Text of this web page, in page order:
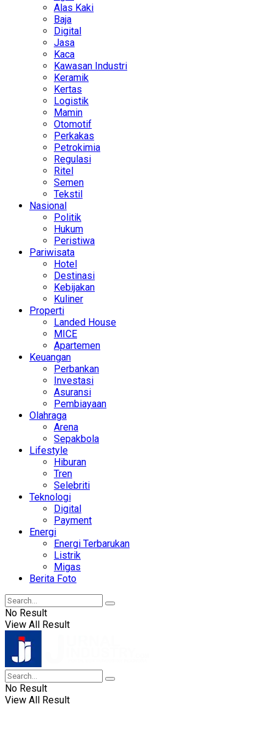
Alas Kaki
Baja
Digital
Jasa
Kaca
Kawasan Industri
Keramik
Kertas
Logistik
Mamin
Otomotif
Perkakas
Petrokimia
Regulasi
Ritel
Semen
Tekstil
Nasional
Politik
Hukum
Peristiwa
Pariwisata
Hotel
Destinasi
Kebijakan
Kuliner
Properti
Landed House
MICE
Apartemen
Keuangan
Perbankan
Investasi
Asuransi
Pembiayaan
Olahraga
Arena
Sepakbola
Lifestyle
Hiburan
Tren
Selebriti
Teknologi
Digital
Payment
Energi
Energi Terbarukan
Listrik
Migas
Berita Foto
No Result
View All Result
No Result
View All Result